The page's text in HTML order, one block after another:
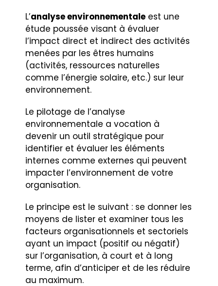
L’analyse environnementale est une
étude poussée visant à évaluer
l’impact direct et indirect des activités
menées par les êtres humains
(activités, ressources naturelles
comme l’énergie solaire, etc.) sur leur
environnement.
Le pilotage de l’analyse
environnementale a vocation à
devenir un outil stratégique pour
identifier et évaluer les éléments
internes comme externes qui peuvent
impacter l’environnement de votre
organisation.
Le principe est le suivant : se donner les
moyens de lister et examiner tous les
facteurs organisationnels et sectoriels
ayant un impact (positif ou négatif)
sur l’organisation, à court et à long
terme, afin d’anticiper et de les réduire
au maximum.